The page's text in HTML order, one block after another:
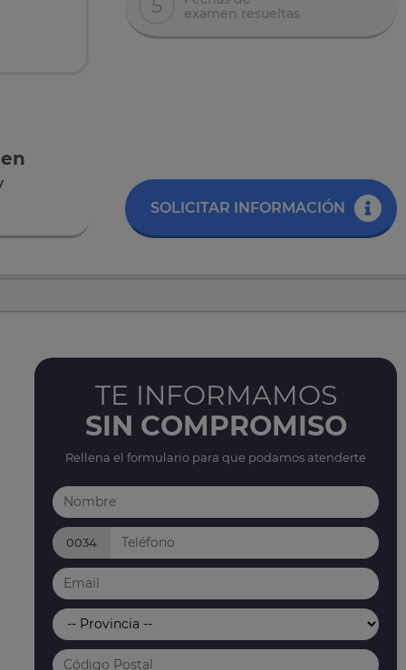
5
examen resueltas
SOLICITAR INFORMACIÓN
TE INFORMAMOS
SIN COMPROMISO
Rellena el formulario para que podamos atenderte
0034